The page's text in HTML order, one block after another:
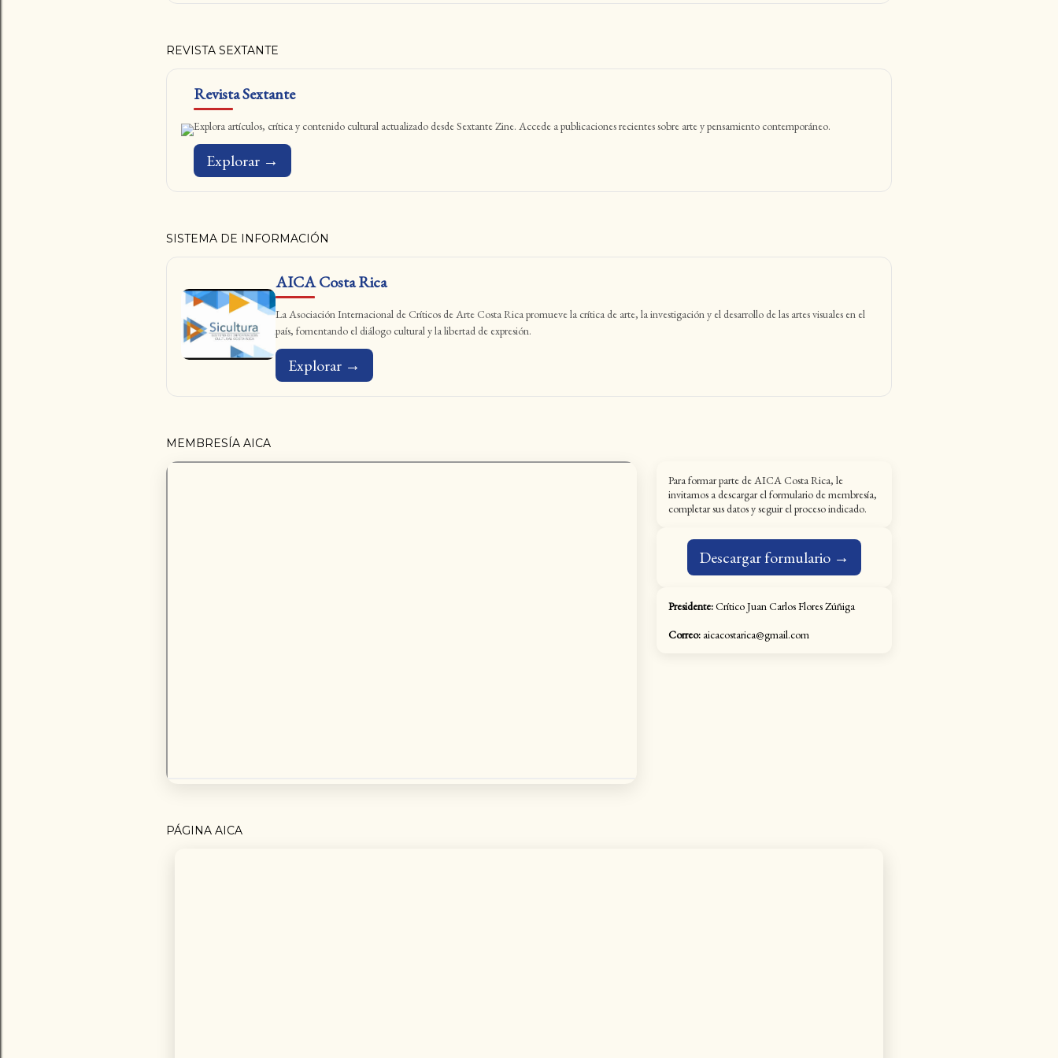
REVISTA SEXTANTE
Revista Sextante
Explora artículos, crítica y contenido cultural actualizado desde Sextante Zine. Accede a publicaciones recientes sobre arte y pensamiento contemporáneo.
Explorar →
SISTEMA DE INFORMACIÓN
AICA Costa Rica
La Asociación Internacional de Críticos de Arte Costa Rica promueve la crítica de arte, la investigación y el desarrollo de las artes visuales en el
país, fomentando el diálogo cultural y la libertad de expresión.
Explorar →
MEMBRESÍA AICA
Para formar parte de AICA Costa Rica, le
invitamos a descargar el formulario de membresía,
completar sus datos y seguir el proceso indicado.
Descargar formulario →
Presidente:Crítico Juan Carlos Flores Zúñiga
Correo: aicacostarica@gmail.com
PÁGINA AICA